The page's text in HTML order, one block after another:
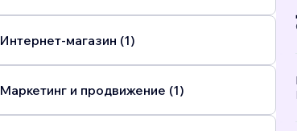
Интернет-магазин (1)
Маркетинг и продвижение (1)